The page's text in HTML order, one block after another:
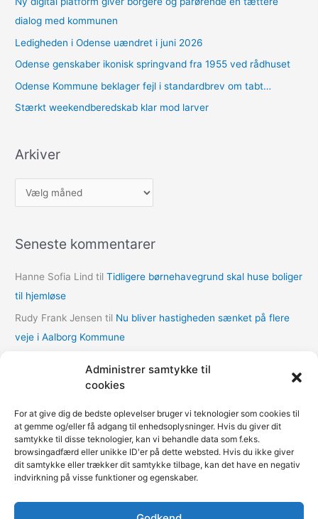
Administrer samtykke til
cookies
For at give dig de bedste oplevelser bruger vi teknologier som cookies til
at gemme og/eller få adgang til enhedsoplysninger. Hvis du giver dit
samtykke til disse teknologier, kan vi behandle data som f.eks.
browsingadfærd eller unikke ID'er på dette websted. Hvis du ikke giver
dit samtykke eller trækker dit samtykke tilbage, kan det have en negativ
indvirkning på visse funktioner og egenskaber.
dialog med kommunen
Ledigheden i Odense uændret i juni 2026
Odense genskaber ikonisk springvand fra 1955 ved rådhuset
Odense Kommune beklager fejl i standardbrev om tabt…
Stærkt weekendberedskab klar mod larver
Arkiver
r
i
e
r
Seneste kommentarer
Hanne Sofia Lind tilTidligere børnehavegrund skal huse boliger
til hjemløse
Rudy Frank Jensen til Nu bliver hastigheden sænket på flere
veje i Aalborg Kommune
udbygningsaftaler
Mariann Wie SvensontilSocialforvaltningen åbner COVID-
nødovernatning til hjemløse i Multihallen på Amager